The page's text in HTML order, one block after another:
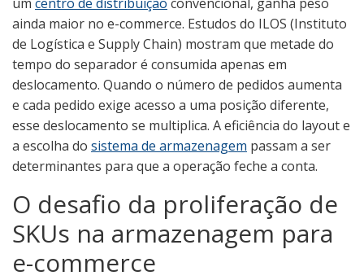
ainda maior no e-commerce. Estudos do ILOS (Instituto
de Logística e Supply Chain) mostram que metade do
tempo do separador é consumida apenas em
deslocamento. Quando o número de pedidos aumenta
e cada pedido exige acesso a uma posição diferente,
esse deslocamento se multiplica. A eficiência do layout e
a escolha do sistema de armazenagem passam a ser
determinantes para que a operação feche a conta.
O desafio da proliferação de
SKUs na armazenagem para
e-commerce